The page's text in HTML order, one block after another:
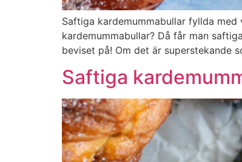
Saftiga kardemummabullar fyllda
kardemummabullar? Då får man
beviset på! Om det är superstekande
Saftiga